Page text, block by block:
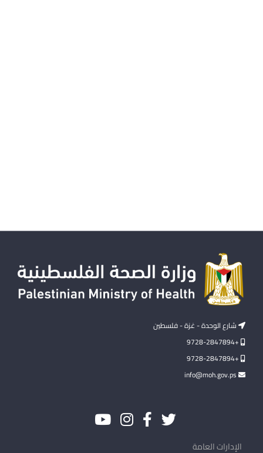
شارع الوحدة - غزة - فلسطين
+9728-2847894
+9728-2847894
الإدارات العامة